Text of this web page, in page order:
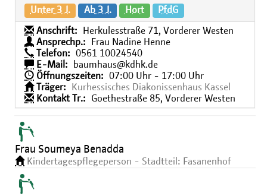
Unter 3 J. Ab 3 J. Hort PfdG
Anschrift:
Herkulesstraße 71, Vorderer Westen
Ansprechp.:
Frau Nadine Henne
Telefon:
0561 10024540
E-Mail:
baumhaus@kdhk.de
Öffnungszeiten:
07:00 Uhr - 17:00 Uhr
Träger:
Kurhessisches Diakonissenhaus Kassel
Kontakt Tr.:
Goethestraße 85, Vorderer Westen
Frau Soumeya Benadda
Kindertagespflegeperson - Stadtteil: Fasanenhof